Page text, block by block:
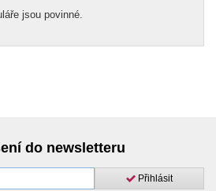
jsou povinné.
do newsletteru
Přihlásit